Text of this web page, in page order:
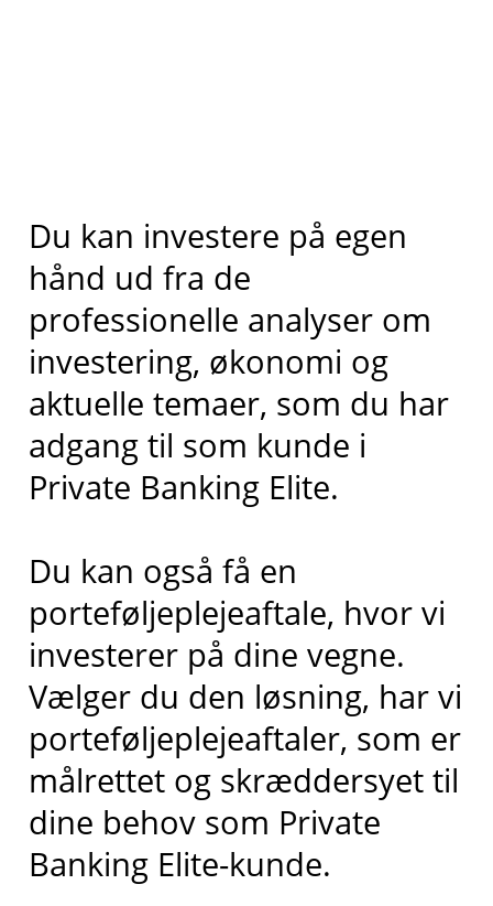
Du kan investere på egen
hånd ud fra de
professionelle analyser om
investering, økonomi og
aktuelle temaer, som du har
adgang til som kunde i
Private Banking Elite.
Du kan også få en
porteføljeplejeaftale, hvor vi
investerer på dine vegne.
Vælger du den løsning, har vi
porteføljeplejeaftaler, som er
målrettet og skræddersyet til
dine behov som Private
Banking Elite-kunde.